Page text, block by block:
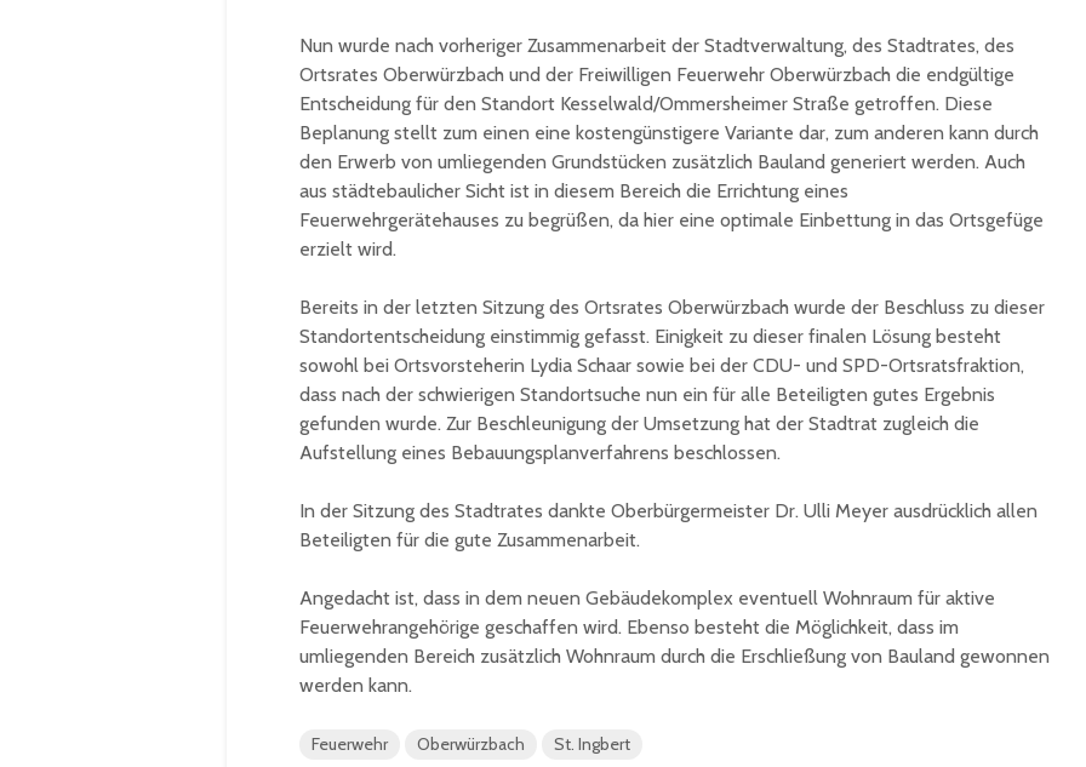
Nun wurde nach vorheriger Zusammenarbeit der Stadtverwaltung, des Stadtrates, des
Ortsrates Oberwürzbach und der Freiwilligen Feuerwehr Oberwürzbach die endgültige
Entscheidung für den Standort Kesselwald/Ommersheimer Straße getroffen. Diese
Beplanung stellt zum einen eine kostengünstigere Variante dar, zum anderen kann durch
den Erwerb von umliegenden Grundstücken zusätzlich Bauland generiert werden. Auch
aus städtebaulicher Sicht ist in diesem Bereich die Errichtung eines
Feuerwehrgerätehauses zu begrüßen, da hier eine optimale Einbettung in das Ortsgefüge
erzielt wird.
Bereits in der letzten Sitzung des Ortsrates Oberwürzbach wurde der Beschluss zu dieser
Standortentscheidung einstimmig gefasst. Einigkeit zu dieser finalen Lösung besteht
sowohl bei Ortsvorsteherin Lydia Schaar sowie bei der CDU- und SPD-Ortsratsfraktion,
dass nach der schwierigen Standortsuche nun ein für alle Beteiligten gutes Ergebnis
gefunden wurde. Zur Beschleunigung der Umsetzung hat der Stadtrat zugleich die
Aufstellung eines Bebauungsplanverfahrens beschlossen.
In der Sitzung des Stadtrates dankte Oberbürgermeister Dr. Ulli Meyer ausdrücklich allen
Beteiligten für die gute Zusammenarbeit.
Angedacht ist, dass in dem neuen Gebäudekomplex eventuell Wohnraum für aktive
Feuerwehrangehörige geschaffen wird. Ebenso besteht die Möglichkeit, dass im
umliegenden Bereich zusätzlich Wohnraum durch die Erschließung von Bauland gewonnen
werden kann.
Feuerwehr Oberwürzbach St. Ingbert
90 Jahre
Registrierkasse bei
Eisen Quirin: Ein Stück
St. Ingberter
Handelsgeschichte
feiert